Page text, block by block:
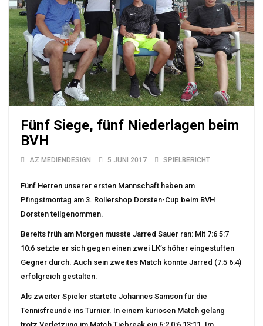
Fünf Siege, fünf Niederlagen beim
BVH
AZ MEDIENDESIGN 5 JUNI 2017 SPIELBERICHT
Fünf Herren unserer ersten Mannschaft haben am
Pfingstmontag am 3. Rollershop Dorsten-Cup beim BVH
Dorsten teilgenommen.
Bereits früh am Morgen musste Jarred Sauer ran: Mit 7:6 5:7
10:6 setzte er sich gegen einen zwei LK’s höher eingestuften
Gegner durch. Auch sein zweites Match konnte Jarred (7:5 6:4)
erfolgreich gestalten.
Als zweiter Spieler startete Johannes Samson für die
Tennisfreunde ins Turnier. In einem kuriosen Match gelang